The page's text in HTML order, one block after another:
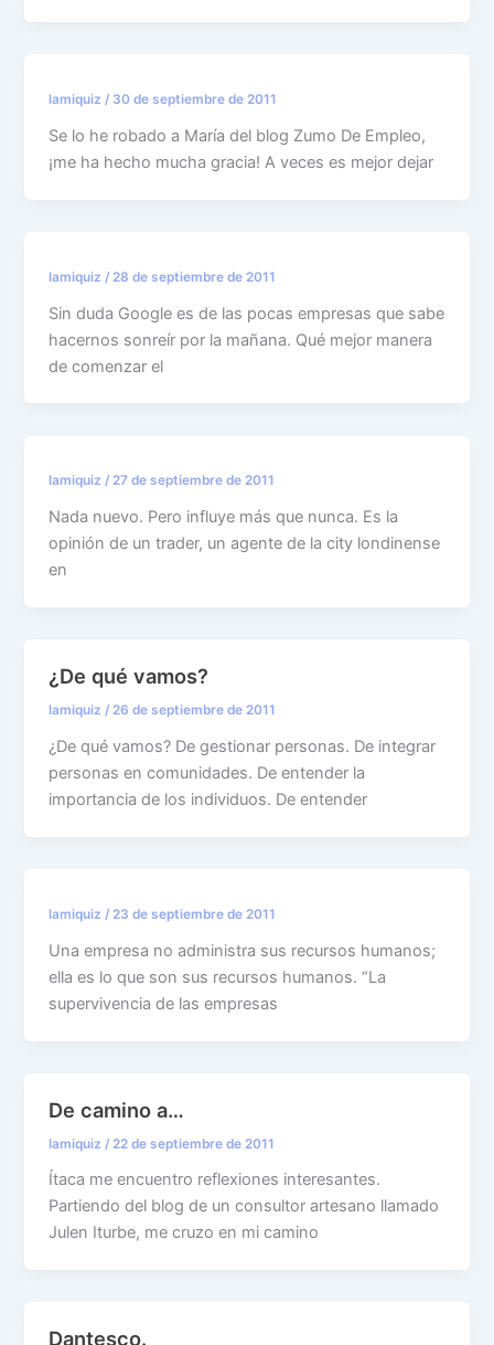
lamiquiz/ 30 de septiembre de 2011
Se lo he robado a María del blog Zumo De Empleo,
¡me ha hecho mucha gracia! A veces es mejor dejar
lamiquiz / 28 de septiembre de 2011
Sin duda Google es de las pocas empresas que sabe
hacernos sonreír por la mañana. Qué mejor manera
de comenzar el
lamiquiz/27 de septiembre de 2011
Nada nuevo. Pero influye más que nunca. Es la
opinión de un trader, un agente de la city londinense
en
¿De qué vamos?
lamiquiz/26 de septiembre de 2011
¿De qué vamos? De gestionar personas. De integrar
personas en comunidades. De entender la
importancia de los individuos. De entender
lamiquiz / 23 de septiembre de 2011
Una empresa no administra sus recursos humanos;
ella es lo que son sus recursos humanos. “La
supervivencia de las empresas
De camino a…
lamiquiz / 22 de septiembre de 2011
Ítaca me encuentro reflexiones interesantes.
Partiendo del blog de un consultor artesano llamado
Julen Iturbe, me cruzo en mi camino
Dantesco.